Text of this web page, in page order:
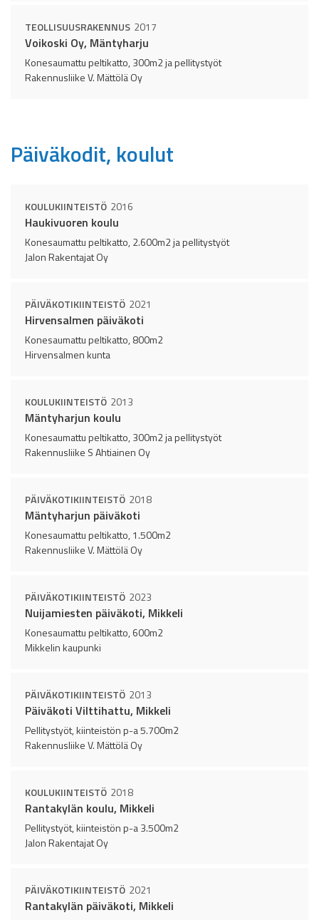
TEOLLISUUSRAKENNUS 2017
Voikoski Oy, Mäntyharju
Konesaumattu peltikatto, 300m2 ja pellitystyöt
Rakennusliike V. Mättölä Oy
Päiväkodit, koulut
KOULUKIINTEISTÖ 2016
Haukivuoren koulu
Konesaumattu peltikatto, 2.600m2 ja pellitystyöt
Jalon Rakentajat Oy
PÄIVÄKOTIKIINTEISTÖ 2021
Hirvensalmen päiväkoti
Konesaumattu peltikatto, 800m2
Hirvensalmen kunta
KOULUKIINTEISTÖ 2013
Mäntyharjun koulu
Konesaumattu peltikatto, 300m2 ja pellitystyöt
Rakennusliike S Ahtiainen Oy
PÄIVÄKOTIKIINTEISTÖ 2018
Mäntyharjun päiväkoti
Konesaumattu peltikatto, 1.500m2
Rakennusliike V. Mättölä Oy
PÄIVÄKOTIKIINTEISTÖ 2023
Nuijamiesten päiväkoti, Mikkeli
Konesaumattu peltikatto, 600m2
Mikkelin kaupunki
PÄIVÄKOTIKIINTEISTÖ 2013
Päiväkoti Vilttihattu, Mikkeli
Pellitystyöt, kiinteistön p-a 5.700m2
Rakennusliike V. Mättölä Oy
KOULUKIINTEISTÖ 2018
Rantakylän koulu, Mikkeli
Pellitystyöt, kiinteistön p-a 3.500m2
Jalon Rakentajat Oy
PÄIVÄKOTIKIINTEISTÖ 2021
Rantakylän päiväkoti, Mikkeli